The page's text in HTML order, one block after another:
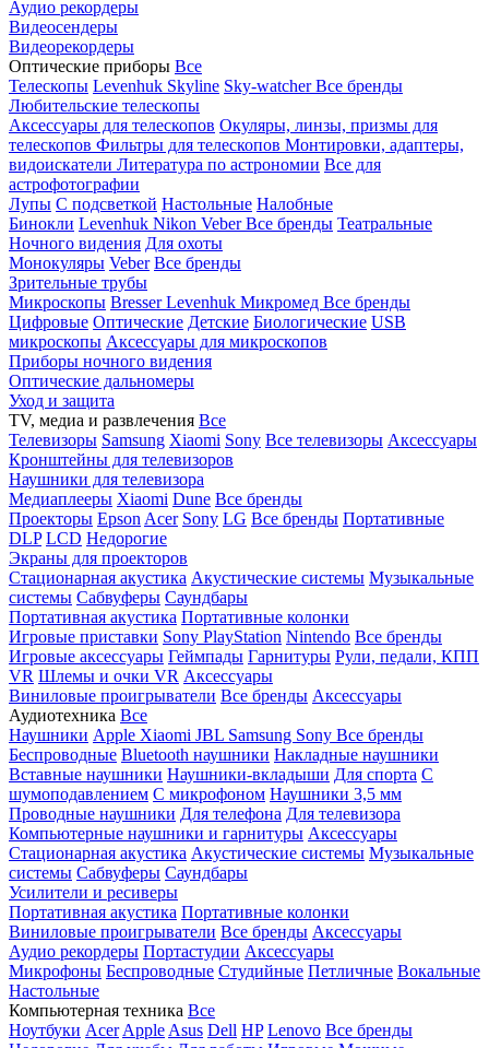
Аудио рекордеры
Видеосендеры
Видеорекордеры
Оптические приборы Все
Телескопы Levenhuk Skyline Sky-watcherВсе бренды
Любительские телескопы
Аксессуары для телескопов Окуляры, линзы, призмы для
телескопов Фильтры для телескопов Монтировки, адаптеры,
видоискатели Литература по астрономии Все для
астрофотографии
Лупы С подсветкой Настольные Налобные
Бинокли Levenhuk Nikon VeberВсе бренды Театральные
Ночного видения Для охоты
Монокуляры Veber Все бренды
Зрительные трубы
Микроскопы BresserLevenhuk Микромед Все бренды
Цифровые Оптические Детские Биологические USB
микроскопы Аксессуары для микроскопов
Приборы ночного видения
Оптические дальномеры
Уход и защита
TV, медиа и развлечения Все
Телевизоры Samsung Xiaomi Sony Все телевизоры Аксессуары
Кронштейны для телевизоров
Наушники для телевизора
Медиаплееры Xiaomi Dune Все бренды
Проекторы Epson Acer Sony LG Все бренды Портативные
DLP LCD Недорогие
Экраны для проекторов
Стационарная акустика Акустические системы Музыкальные
системы Сабвуферы Саундбары
Портативная акустика Портативные колонки
Игровые приставки Sony PlayStation Nintendo Все бренды
Игровые аксессуары Геймпады Гарнитуры Рули, педали, КПП
VR Шлемы и очки VR Аксессуары
Виниловые проигрыватели Все бренды Аксессуары
Аудиотехника Все
Наушники Apple Xiaomi JBL Samsung Sony Все бренды
Беспроводные Bluetooth наушники Накладные наушники
Вставные наушники Наушники-вкладыши Для спорта С
шумоподавлением С микрофоном Наушники 3,5 мм
Проводные наушники Для телефона Для телевизора
Компьютерные наушники и гарнитуры Аксессуары
Стационарная акустика Акустические системы Музыкальные
системы Сабвуферы Саундбары
Усилители и ресиверы
Портативная акустика Портативные колонки
Виниловые проигрыватели Все бренды Аксессуары
Аудио рекордеры Портастудии Аксессуары
Микрофоны Беспроводные Студийные Петличные Вокальные
Настольные
Компьютерная техника Все
Ноутбуки Acer Apple Asus Dell HP Lenovo Все бренды